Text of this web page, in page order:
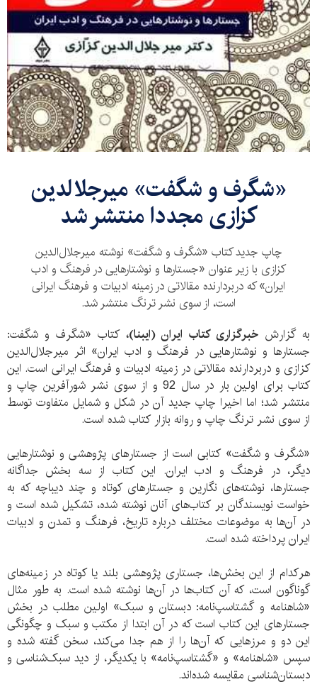
«شگرف و شگفت» میرجلالدین
کزازی مجددا منتشر شد
چاپ جدید کتاب «شگرف و شگفت» نوشته میرجلال‌الدین
کزازی با زیر عنوان «جستارها و نوشتارهایی در فرهنگ و ادب
ایران» که دربردارنده مقالاتی در زمینه ادبیات و فرهنگ ایرانی
است، از سوی نشر ترنگ منتشر شد.
به گزارش خبرگزاری کتاب ایران (ایبنا)، کتاب «شگرف و شگفت:
جستارها و نوشتارهایی در فرهنگ و ادب ایران» اثر میرجلال‌الدین
کزازی و دربردارنده مقالاتی در زمینه ادبیات و فرهنگ ایرانی است. این
کتاب برای اولین بار در سال 92 و از سوی نشر شورآفرین چاپ و
منتشر شد؛ اما اخیرا چاپ جدید آن در شکل و شمایل متفاوت توسط
از سوی نشر ترنگ چاپ و روانه بازار کتاب شده است.
«شگرف و شگفت» کتابی است از جستارهای پژوهشی و نوشتارهایی
دیگر، در فرهنگ و ادب ایران. این کتاب از سه بخش جداگانه
جستارها، نوشته‌های نگارین و جستارهای کوتاه و چند دیباچه که به
خواست نویسندگان بر کتاب‌های آنان نوشته شده، تشکیل شده است و
در آن‌ها به موضوعات مختلف درباره تاریخ، فرهنگ و تمدن و ادبیات
ایران پرداخته شده است.
هرکدام از این بخش‌ها، جستاری پژوهشی بلند یا کوتاه در زمینه‌های
گوناگون است، که آن کتاب‌ها در آن‌ها نوشته شده است. به طور مثال
«شاهنامه و گشتاسپ‌نامه: دبستان و سبک» اولین مطلب در بخش
جستارهای این کتاب است که در آن ابتدا از مکتب و سبک و چگونگی
این دو و مرزهایی که آن‌ها را از هم جدا می‌کند، سخن گفته شده و
سپس «شاهنامه» و «گشتاسپ‌نامه» با یکدیگر، از دید سبک‌شناسی و
دبستان‌شناسی مقایسه شده‌اند.